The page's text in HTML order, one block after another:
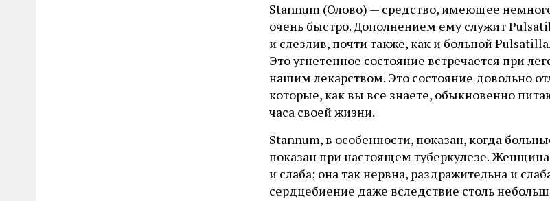
Stannum (Олово) — средство, имеющее
очень быстро. Дополнением ему служит
и слезлив, почти также, как и больной
Это угнетенное состояние встречается при
нашим лекарством. Это состояние довольно
которые, как вы все знаете, обыкновенно
часа своей жизни.
Stannum, в особенности, показан, когда
показан при настоящем туберкулезе.
и слаба; она так нервна, раздражительна и
сердцебиение даже вследствие столь